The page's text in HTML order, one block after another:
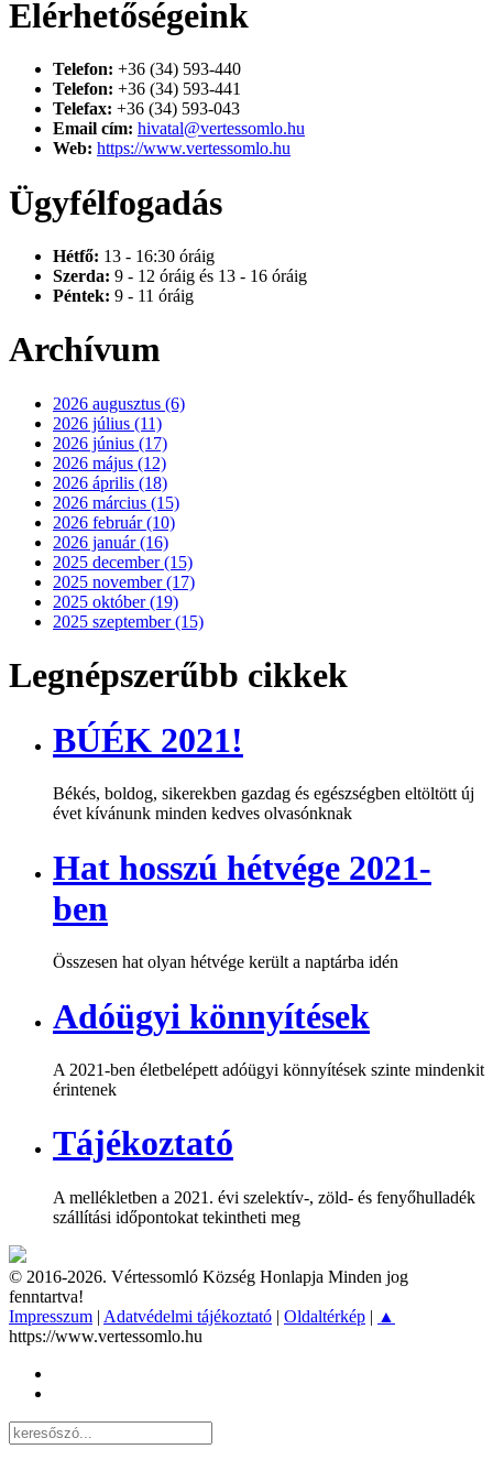
Elérhetőségeink
Telefon: +36 (34) 593-440
Telefon: +36 (34) 593-441
Telefax: +36 (34) 593-043
Email cím: hivatal@vertessomlo.hu
Web: https://www.vertessomlo.hu
Ügyfélfogadás
Hétfő: 13 - 16:30 óráig
Szerda: 9 - 12 óráig és 13 - 16 óráig
Péntek: 9 - 11 óráig
Archívum
2026 augusztus (6)
2026 július (11)
2026 június (17)
2026 május (12)
2026 április (18)
2026 március (15)
2026 február (10)
2026 január (16)
2025 december (15)
2025 november (17)
2025 október (19)
2025 szeptember (15)
Legnépszerűbb cikkek
BÚÉK 2021!
Békés, boldog, sikerekben gazdag és egészségben eltöltött új
évet kívánunk minden kedves olvasónknak
Hat hosszú hétvége 2021-
ben
Összesen hat olyan hétvége került a naptárba idén
Adóügyi könnyítések
A 2021-ben életbelépett adóügyi könnyítések szinte mindenkit
érintenek
Tájékoztató
A mellékletben a 2021. évi szelektív-, zöld- és fenyőhulladék
szállítási időpontokat tekintheti meg
© 2016-2026. Vértessomló Község Honlapja Minden jog
fenntartva!
Impresszum | Adatvédelmi tájékoztató | Oldaltérkép | ▲
https://www.vertessomlo.hu